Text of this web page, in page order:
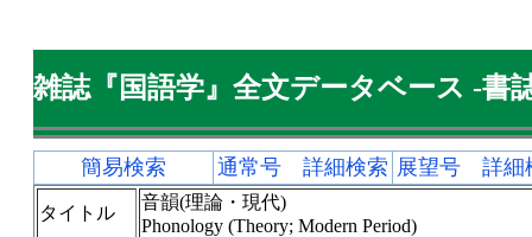
雑誌『国語学』全文データベース -書
簡易検索 通常号 詳細検索 展望号 詳細
タイトル
音韻(理論・現代)
Phonology (Theory; Modern Period)